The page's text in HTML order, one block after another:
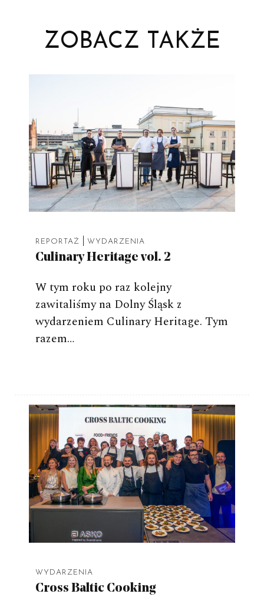
ZOBACZ TAKŻE
REPORTAŻ |WYDARZENIA
Culinary Heritage vol. 2
W tym roku po raz kolejny
zawitaliśmy na Dolny Śląsk z
wydarzeniem Culinary Heritage. Tym
razem…
WYDARZENIA
Cross Baltic Cooking